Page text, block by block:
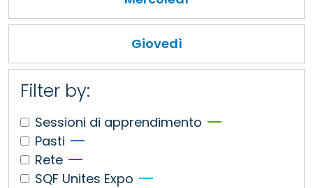
Giovedì
Filter by:
Sessioni di apprendimento
Pasti
Rete
SQF Unites Expo